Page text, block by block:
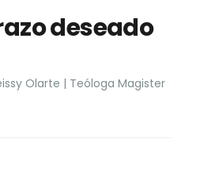
deseado
Olarte | Teóloga Magister